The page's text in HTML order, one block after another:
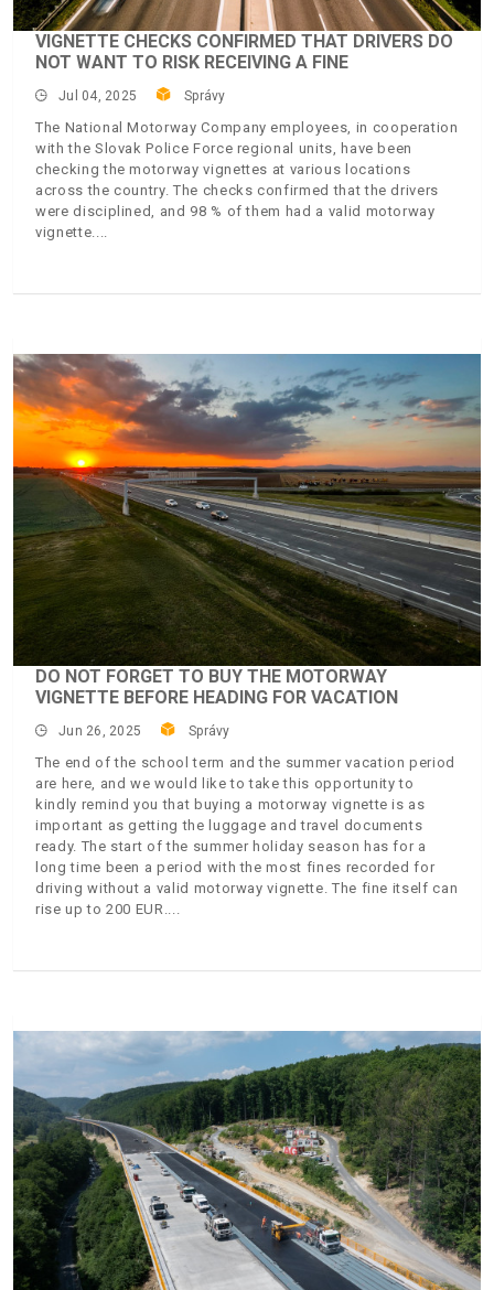
VIGNETTE CHECKS CONFIRMED THAT DRIVERS DO
NOT WANT TO RISK RECEIVING A FINE
Jul 04, 2025 Správy
The National Motorway Company employees, in cooperation
with the Slovak Police Force regional units, have been
checking the motorway vignettes at various locations
across the country. The checks confirmed that the drivers
were disciplined, and 98 % of them had a valid motorway
vignette.
DO NOT FORGET TO BUY THE MOTORWAY
VIGNETTE BEFORE HEADING FOR VACATION
Jun 26, 2025 Správy
The end of the school term and the summer vacation period
are here, and we would like to take this opportunity to
kindly remind you that buying a motorway vignette is as
important as getting the luggage and travel documents
ready. The start of the summer holiday season has for a
long time been a period with the most fines recorded for
driving without a valid motorway vignette. The fine itself can
rise up to 200 EUR.